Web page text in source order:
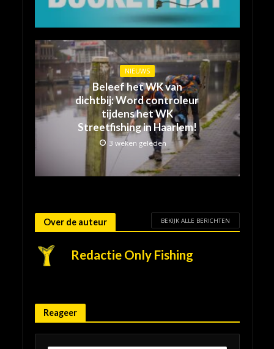
NIEUWS
Beleef het WK van
dichtbij: Word controleur
tijdens het WK
Streetfishing in Haarlem!
3 weken geleden
Over de auteur BEKIJK ALLE BERICHTEN
Redactie Only Fishing
Reageer